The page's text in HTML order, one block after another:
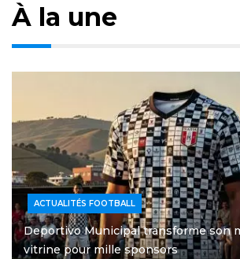
À la une
ACTUALITÉS FOOTBALL
Deportivo Municipal transforme son
vitrine pour mille sponsors